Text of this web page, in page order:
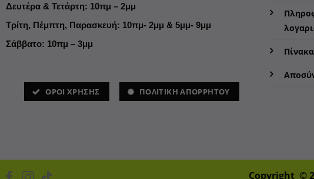
Δευτέρα & Τετάρτη: 10πμ – 2μμ
Τρίτη, Πέμπτη, Παρασκευή: 10πμ- 2μμ & 5μμ- 9μμ
Σάββατο: 10πμ – 3μμ
ΌΡΟΙ ΧΡΗΣΗΣ ΠΟΛΙΤΙΚΗ ΑΠΟΡΡΗΤΟΥ
Copyright ©